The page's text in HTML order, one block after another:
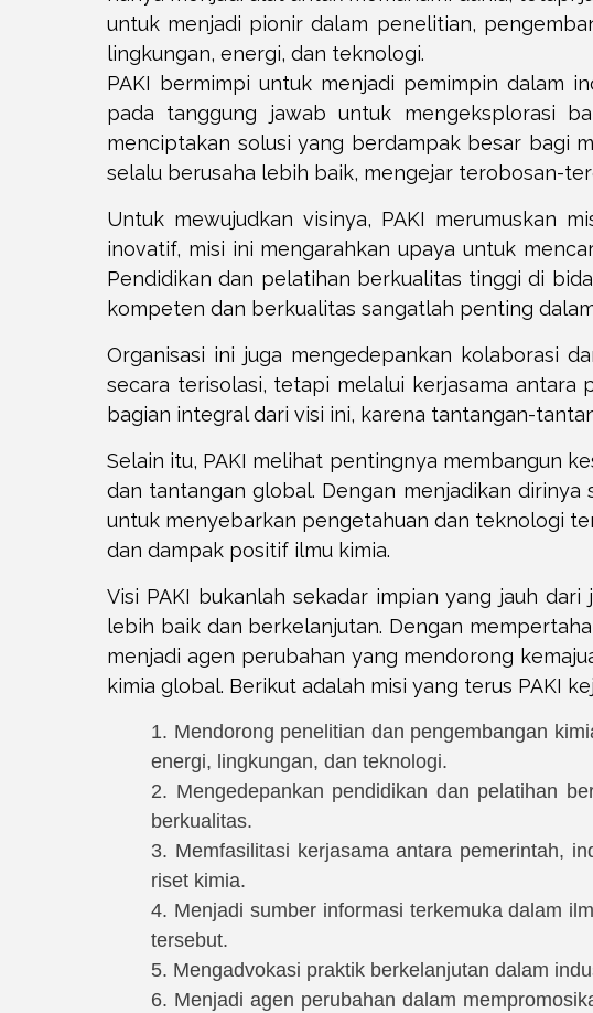
untuk menjadi pionir dalam penelitian,
lingkungan, energi, dan teknologi.
PAKI bermimpi untuk menjadi pemimpin dalam
pada tanggung jawab untuk mengeksplorasi
menciptakan solusi yang berdampak besar bagi
selalu berusaha lebih baik, mengejar terobosan-
Untuk mewujudkan visinya, PAKI merumuskan
inovatif, misi ini mengarahkan upaya untuk
Pendidikan dan pelatihan berkualitas tinggi di
kompeten dan berkualitas sangatlah penting
Organisasi ini juga mengedepankan kolaborasi
secara terisolasi, tetapi melalui kerjasama antara
bagian integral dari visi ini, karena tantangan-
Selain itu, PAKI melihat pentingnya membangun
dan tantangan global. Dengan menjadikan
untuk menyebarkan pengetahuan dan teknologi
dan dampak positif ilmu kimia.
Visi PAKI bukanlah sekadar impian yang jauh
lebih baik dan berkelanjutan. Dengan
menjadi agen perubahan yang mendorong
kimia global. Berikut adalah misi yang terus PAKI
1. Mendorong penelitian dan pengembangan
energi, lingkungan, dan teknologi.
2. Mengedepankan pendidikan dan pelatihan
berkualitas.
3. Memfasilitasi kerjasama antara pemerintah,
riset kimia.
4. Menjadi sumber informasi terkemuka dalam
tersebut.
5. Mengadvokasi praktik berkelanjutan dalam
6. Menjadi agen perubahan dalam